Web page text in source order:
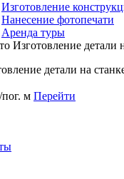
Изготовление
Нанесение фотопечати
Аренда туры
детали на
м Перейти